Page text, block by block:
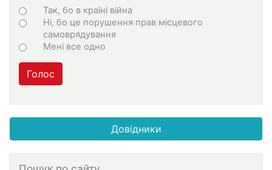
Варіанти
Так, бо в країні війна
Ні, бо це порушення прав місцевого
самоврядування
Мені все одно
Голос
Довідники